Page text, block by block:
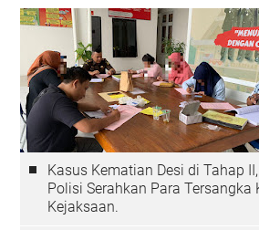
Kasus Kematian Desi di Tahap II,
Polisi Serahkan Para Tersangka
Kejaksaan.